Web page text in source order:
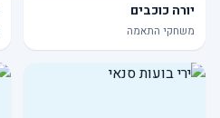
יורה כוכבים
משחקי התאמה